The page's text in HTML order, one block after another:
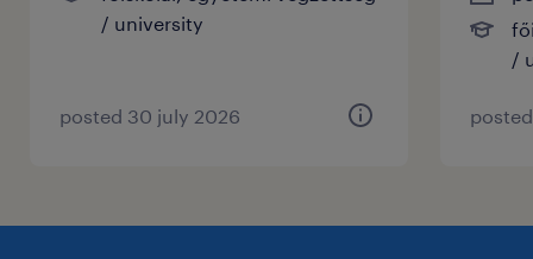
várjuk a jelentkezésedet!
További információkért itt elérhetsz minket:
/ university
posted 30 july 2026
/